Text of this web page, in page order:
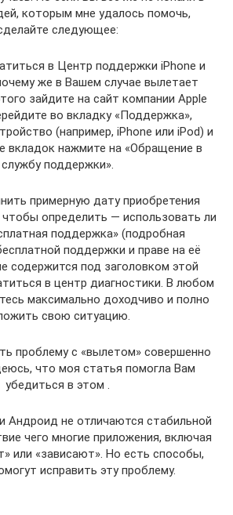
которым мне удалось помочь,
следующее:
в Центр поддержки iPhone и
же в Вашем случае вылетает
зайдите на сайт компании Apple
во вкладку «Поддержка»,
(например, iPhone или iPod) и
вкладок нажмите на «Обращение в
службу поддержки».
примерную дату приобретения
определить — использовать ли
поддержка» (подробная
поддержки и праве на её
содержится под заголовком этой
в центр диагностики. В любом
максимально доходчиво и полно
свою ситуацию.
проблему с «вылетом» совершенно
что моя статья помогла Вам
убедиться в этом .
Андроид не отличаются стабильной
чего многие приложения, включая
или «зависают». Но есть способы,
исправить эту проблему.